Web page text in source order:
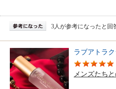
3人が参考になったと回
ラブアトラ
メンズたち